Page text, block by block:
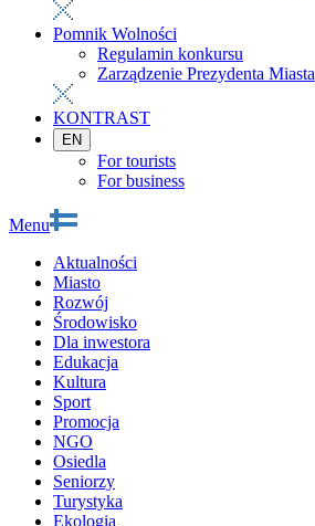
Pomnik Wolności
Regulamin konkursu
Zarządzenie Prezydenta Miasta
KONTRAST
EN
For tourists
For business
Menu
Aktualności
Miasto
Rozwój
Środowisko
Dla inwestora
Edukacja
Kultura
Sport
Promocja
NGO
Osiedla
Seniorzy
Turystyka
Ekologia